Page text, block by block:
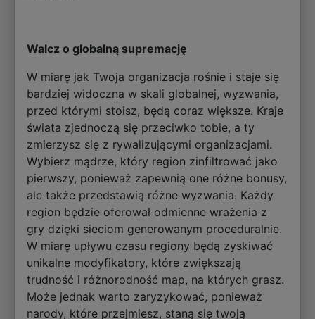
Walcz o globalną supremację
W miarę jak Twoja organizacja rośnie i staje się
bardziej widoczna w skali globalnej, wyzwania,
przed którymi stoisz, będą coraz większe. Kraje
świata zjednoczą się przeciwko tobie, a ty
zmierzysz się z rywalizującymi organizacjami.
Wybierz mądrze, który region zinfiltrować jako
pierwszy, ponieważ zapewnią one różne bonusy,
ale także przedstawią różne wyzwania. Każdy
region będzie oferował odmienne wrażenia z
gry dzięki sieciom generowanym proceduralnie.
W miarę upływu czasu regiony będą zyskiwać
unikalne modyfikatory, które zwiększają
trudność i różnorodność map, na których grasz.
Może jednak warto zaryzykować, ponieważ
narody, które przejmiesz, staną się twoją